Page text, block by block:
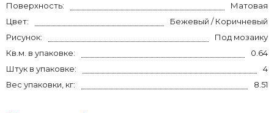
Поверхность:
Матовая
Цвет:
Бежевый / Коричневый
Рисунок:
Под мозаику
Кв.м. в упаковке:
0.64
Штук в упаковке:
4
Вес упаковки, кг:
8.51